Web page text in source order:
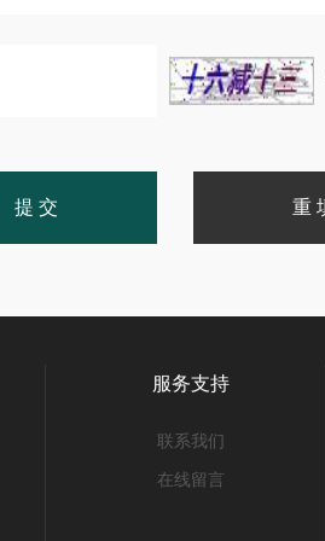
服务支持
联系我们
在线留言